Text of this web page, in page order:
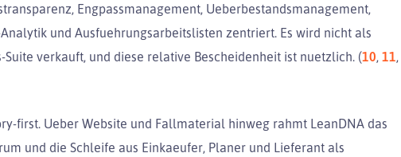
Engpassmanagement, Ueberbestandsmanagement,
und Ausfuehrungsarbeitslisten zentriert. Es wird nicht als
verkauft, und diese relative Bescheidenheit ist nuetzlich. (10, 11,
first. Ueber Website und Fallmaterial hinweg rahmt LeanDNA das
und die Schleife aus Einkaeufer, Planer und Lieferant als